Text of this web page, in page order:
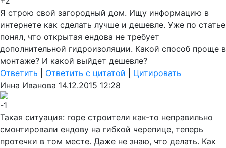
Я строю свой загородный дом. Ищу информацию в
интернете как сделать лучше и дешевле. Уже по статье
понял, что открытая ендова не требует
дополнительной гидроизоляции. Какой способ проще в
монтаже? И какой выйдет дешевле?
Ответить
Ответить с цитатой
Цитировать
Инна Иванова 14.12.2015 12:28
-1
Такая ситуация: горе строители как-то неправильно
смонтировали ендову на гибкой черепице, теперь
протечки в том месте. Даже не знаю, что делать. Как